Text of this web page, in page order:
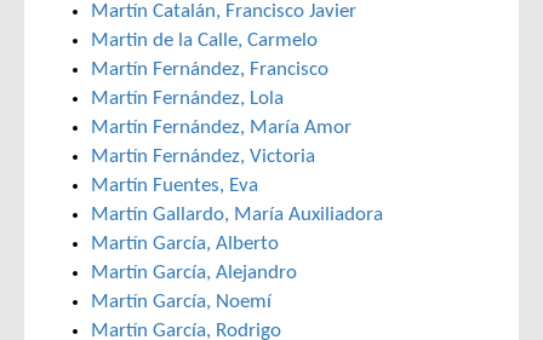
Martín Catalán, Francisco Javier
Martin de la Calle, Carmelo
Martín Fernández, Francisco
Martín Fernández, Lola
Martín Fernández, María Amor
Martín Fernández, Victoria
Martín Fuentes, Eva
Martín Gallardo, María Auxiliadora
Martín García, Alberto
Martín García, Alejandro
Martín García, Noemí
Martín García, Rodrigo